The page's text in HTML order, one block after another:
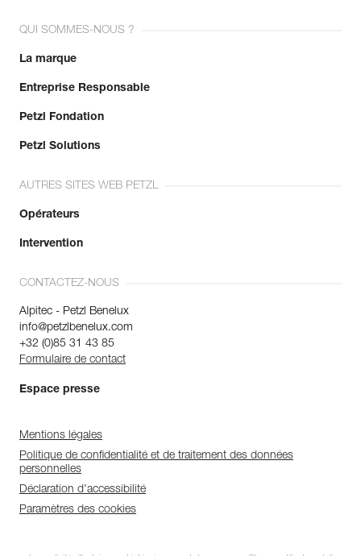
QUI SOMMES-NOUS ?
La marque
Entreprise Responsable
Petzl Fondation
Petzl Solutions
AUTRES SITES WEB PETZL
Opérateurs
Intervention
CONTACTEZ-NOUS
Alpitec - Petzl Benelux
info@petzlbenelux.com
+32 (0)85 31 43 85
Formulaire de contact
Espace presse
Mentions légales
Politique de confidentialité et de traitement des données
personnelles
Déclaration d'accessibilité
Paramètres des cookies